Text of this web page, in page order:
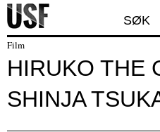
SØK
Film
HIRUKO THE
SHINJA